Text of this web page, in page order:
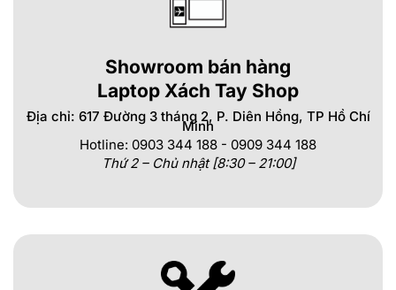
Showroom bán hàng
Laptop Xách Tay Shop
Địa chỉ: 617 Đường 3 tháng 2, P. Diên Hồng, TP Hồ Chí
Minh
Hotline: 0903 344 188 - 0909 344 188
Thứ 2 – Chủ nhật [8:30 – 21:00]